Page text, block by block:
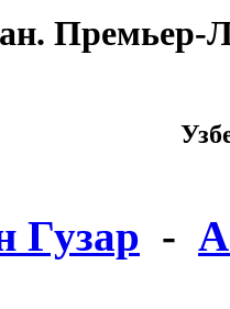
Премьер-
Гузар -